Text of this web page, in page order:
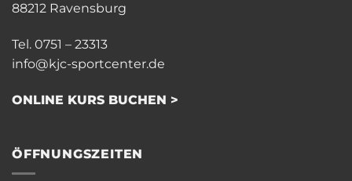
88212 Ravensburg
Tel. 0751 – 23313
info@kjc-sportcenter.de
ONLINE KURS BUCHEN >
ÖFFNUNGSZEITEN